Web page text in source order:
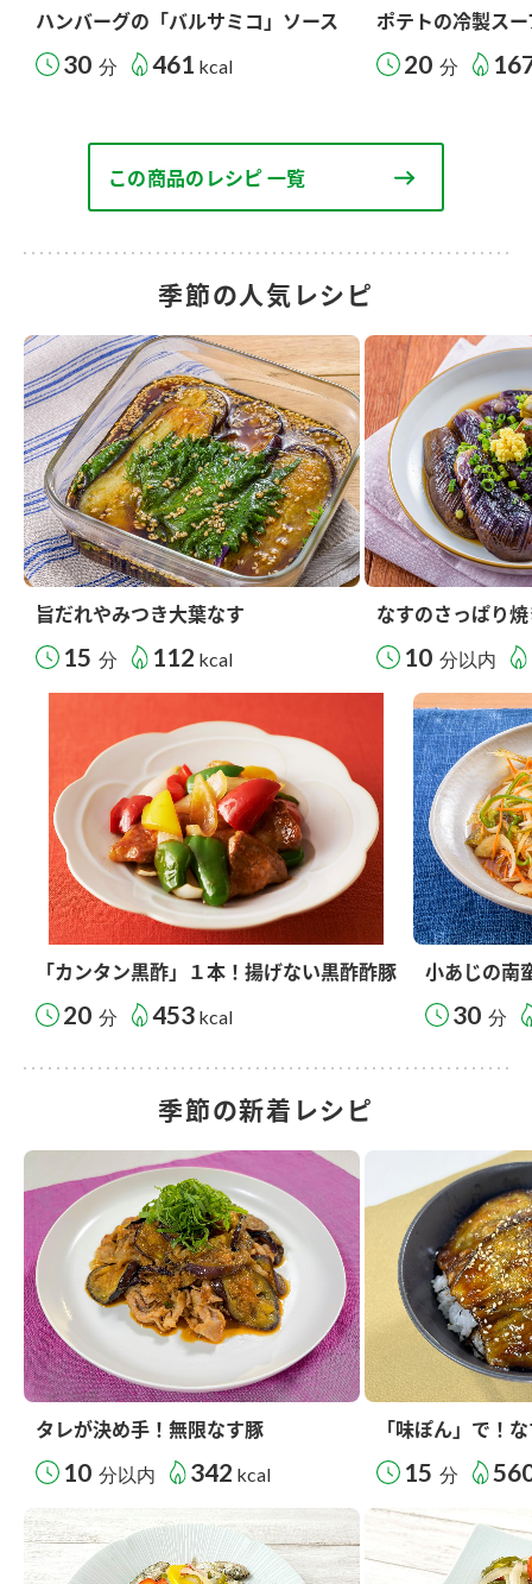
ハンバーグの「バルサミコ」ソース
30 分 461 kcal
ポテトの冷製スー
20 分
この商品のレシピ 一覧
季節の人気レシピ
旨だれやみつき大葉なす
15 分 112 kcal
なすのさっぱり
10 分以内
「カンタン黒酢」１本！揚げない黒酢酢豚
20 分 453 kcal
小あじの南
30 分
季節の新着レシピ
タレが決め手！無限なす豚
10 分以内 342 kcal
「味ぽん」で！
15 分